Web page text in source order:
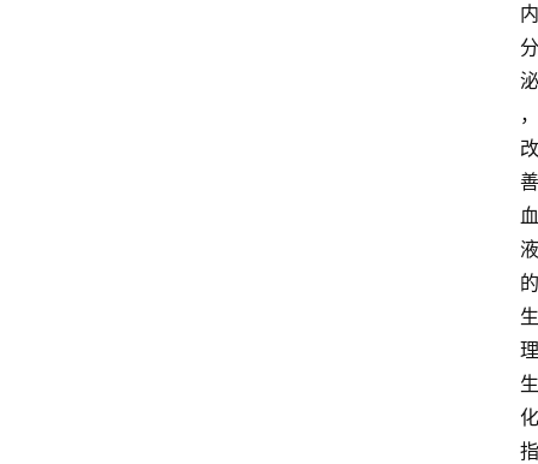
内
分
泌
，
改
善
血
液
的
生
理
生
化
指